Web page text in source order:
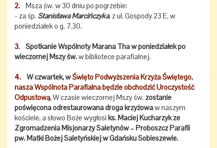
2.
Msza św. w 30 dniu po pogrzebie:
- za śp. Stanisława Marcińczyka, z ul. Gospody 23 E, w
poniedziałek o g. 7.30.
3.
Spotkanie Wspólnoty Marana Tha w poniedziałek po
wieczornej Mszy św.w bibliotece parafialnej.
4. W czwartek, wŚwięto Podwyższenia Krzyża Świętego,
nasza Wspólnota Parafialna będzie obchodzić Uroczystość
Odpustową.W czasie wieczornej Mszy św. zostanie
poświęcona odrestaurowana droga krzyżowaw naszym
kościele, a słowo Boże wygłosi ks. Maciej Kucharzyk ze
Zgromadzenia Misjonarzy Saletynów – Proboszcz Parafii
pw. Matki Bożej Saletyńskiej w Gdańsku Sobieszewie.